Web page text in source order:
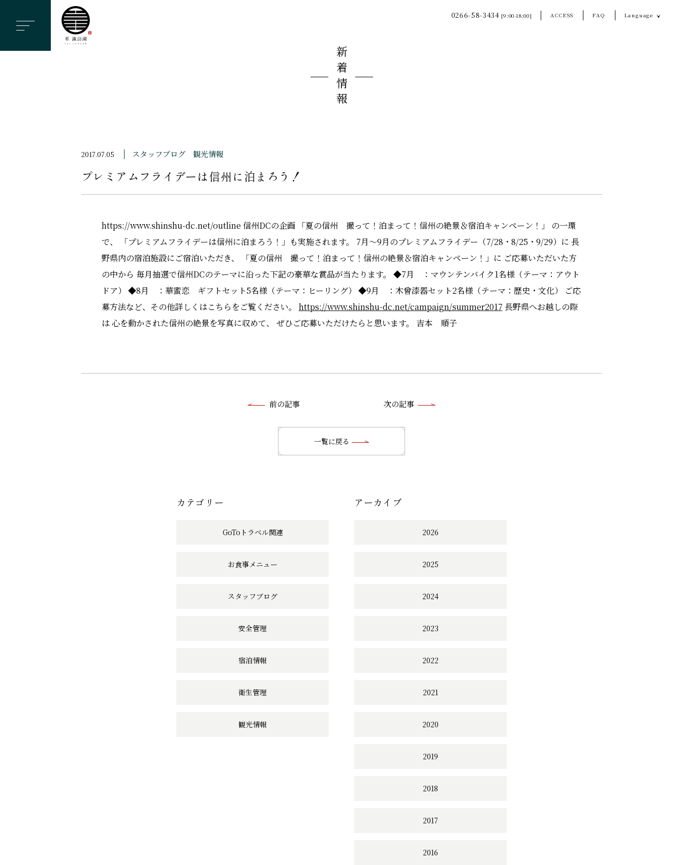
ー
0266-58-3434 [9:00-18:00] ACCESS FAQ Language
新着情報
プレミアムフライデーは信州に泊まろう！
2017.07.05 スタッフブログ 観光情報
https://www.shinshu-dc.net/outline 信州DCの企画 「夏の信州 撮って！泊まって！信州の絶景＆宿泊キャンペーン！」 の一環
で、 「プレミアムフライデーは信州に泊まろう！」も実施されます。 7月～9月のプレミアムフライデー（7/28・8/25・9/29）に 長
野県内の宿泊施設にご宿泊いただき、 「夏の信州 撮って！泊まって！信州の絶景＆宿泊キャンペーン！」に ご応募いただいた方
の中から 毎月抽選で信州DCのテーマに沿った下記の豪華な賞品が当たります。 ◆7月 ：マウンテンバイク1名様（テーマ：アウト
ドア） ◆8月 ：華蜜恋 ギフトセット5名様（テーマ：ヒーリング） ◆9月 ：木曾漆器セット2名様（テーマ：歴史・文化） ご応
募方法など、その他詳しくはこちらをご覧ください。 https://www.shinshu-dc.net/campaign/summer2017 長野県へお越しの際
は 心を動かされた信州の絶景を写真に収めて、 ぜひご応募いただけたらと思います。 吉本 順子
の
ン
ク
前の記事 次の記事
一覧に戻る
カテゴリー
GoToトラベル関連
お食事メニュー
スタッフブログ
安全管理
宿泊情報
衛生管理
観光情報
アーカイブ
2026
2025
2024
2023
2022
2021
2020
2019
2018
2017
2016